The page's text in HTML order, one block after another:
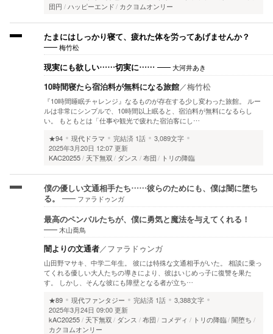
団円
ハッピーエンド カクヨムオンリー
たまにはしっかり寝て、疲れた体を労ってあげませんか？
梅竹松
現実にも欲しい……切実に…… 大河井あき
10時間寝たら宿泊料が無料になる旅館／梅竹松
『10時間睡眠チャレンジ』なるものが存在する少し変わった旅館。 ルー
ルは非常にシンプルで、10時間以上眠ると、宿泊料が無料になるらし
い。 もともとは「仕事や観光で疲れた宿泊客にし…
★94
現代ドラマ 完結済 1話
3,089文字
2025年3月20日 12:07 更新
KAC20255
天下無双 ダンス 布団 トリの降臨
僕の優しい文通相手たち……彼らのためにも、僕は闇に堕ち
る。
ファラドゥンガ
最高のペンパルたちが、僕に勇気と魔法を与えてくれる！
木山喬鳥
闇よりの文通者／ファラドゥンガ
山田野マサキ、中学二年生。 彼には特殊な文通相手がいた。 相談に乗っ
てくれる優しい大人たちの導きにより、彼はいじめっ子に復讐を果た
す。 しかし、そんな彼にも障壁となる者が立ち…
★89
現代ファンタジー 完結済 1話
3,388文字
2025年3月24日 09:00 更新
kAC20255
天下無双 ダンス 布団 コメディ トリの降臨 闇堕ち
カクヨムオンリー